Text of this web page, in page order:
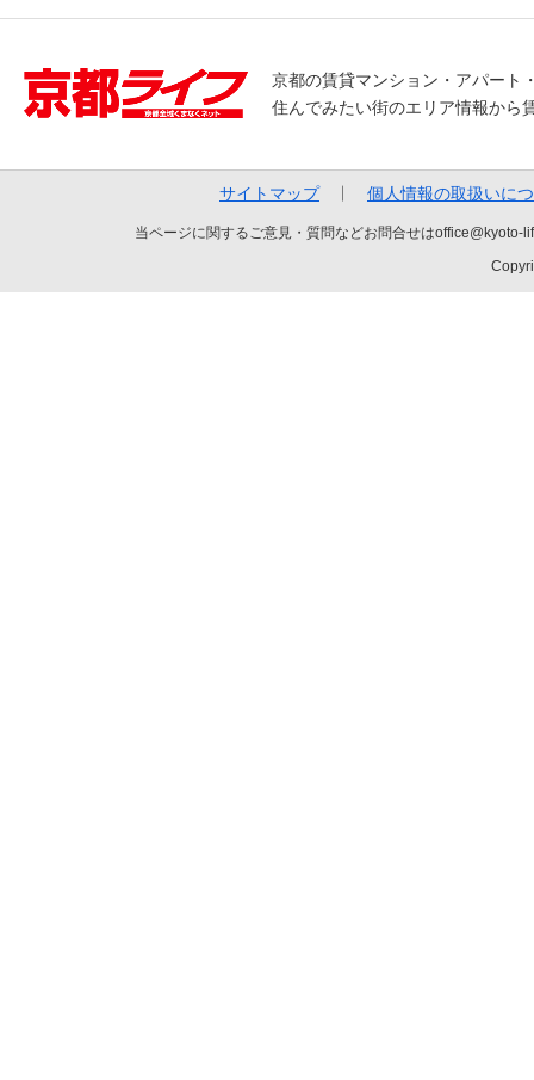
京都の賃貸マンション・アパート
住んでみたい街のエリア情報から
サイトマップ 個人情報の取扱いに
当ページに関するご意見・質問などお問合せは